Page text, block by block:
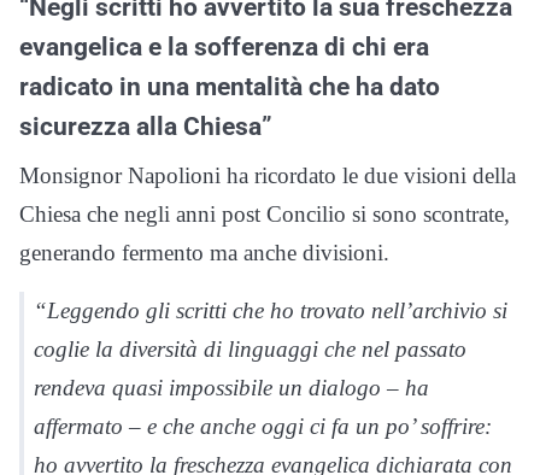
“Negli scritti ho avvertito la sua freschezza
evangelica e la sofferenza di chi era
radicato in una mentalità che ha dato
sicurezza alla Chiesa”
Monsignor Napolioni ha ricordato le due visioni della
Chiesa che negli anni post Concilio si sono scontrate,
generando fermento ma anche divisioni.
“Leggendo gli scritti che ho trovato nell’archivio si
coglie la diversità di linguaggi che nel passato
rendeva quasi impossibile un dialogo – ha
affermato – e che anche oggi ci fa un po’ soffrire:
ho avvertito la freschezza evangelica dichiarata con